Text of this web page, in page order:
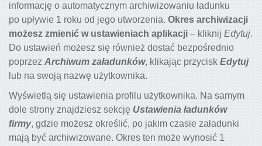
informację o automatycznym archiwizowaniu ładunku
po upływie 1 roku od jego utworzenia. Okres archiwizacji
możesz zmienić w ustawieniach aplikacji – kliknij Edytuj.
Do ustawień możesz się również dostać bezpośrednio
poprzez Archiwum załadunków, klikając przycisk Edytuj
lub na swoją nazwę użytkownika.
Wyświetlą się ustawienia profilu użytkownika. Na samym
dole strony znajdziesz sekcję Ustawienia ładunków
firmy, gdzie możesz określić, po jakim czasie załadunki
mają być archiwizowane. Okres ten może wynosić 1